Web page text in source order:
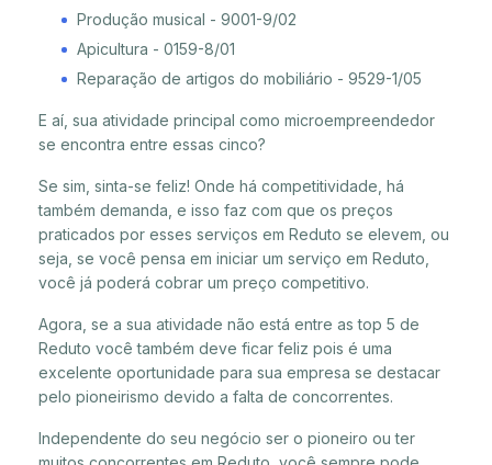
Produção musical - 9001-9/02
Apicultura - 0159-8/01
Reparação de artigos do mobiliário - 9529-1/05
E aí, sua atividade principal como microempreendedor
se encontra entre essas cinco?
Se sim, sinta-se feliz! Onde há competitividade, há
também demanda, e isso faz com que os preços
praticados por esses serviços em Reduto se elevem, ou
seja, se você pensa em iniciar um serviço em Reduto,
você já poderá cobrar um preço competitivo.
Agora, se a sua atividade não está entre as top 5 de
Reduto você também deve ficar feliz pois é uma
excelente oportunidade para sua empresa se destacar
pelo pioneirismo devido a falta de concorrentes.
Independente do seu negócio ser o pioneiro ou ter